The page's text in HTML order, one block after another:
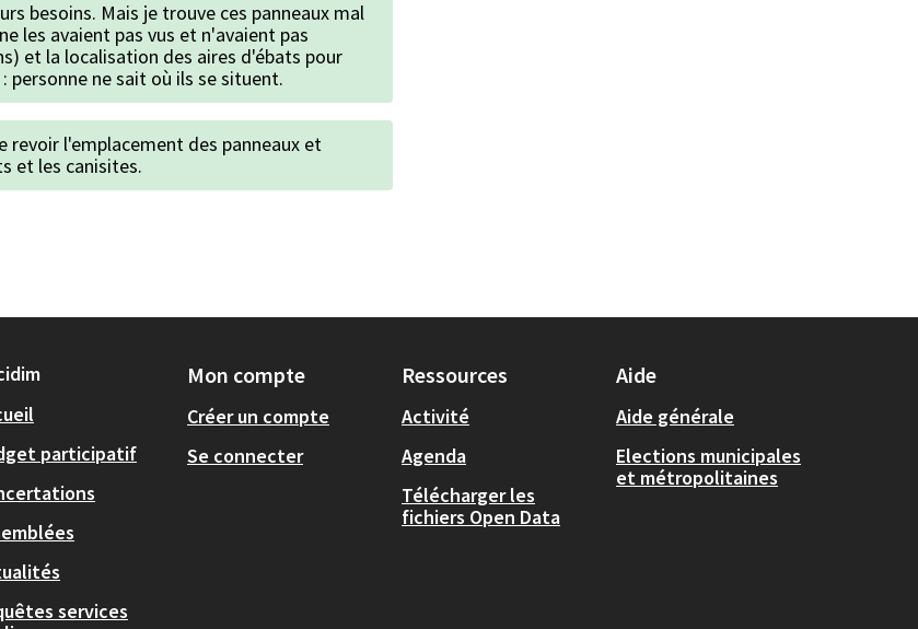
besoins. Mais je trouve ces panneaux mal
les avaient pas vus et n'avaient pas
et la localisation des aires d'ébats pour
personne ne sait où ils se situent.
revoir l'emplacement des panneaux et
et les canisites.
participatif
services
Mon compte
Créer un compte
Se connecter
Ressources
Activité
Agenda
Télécharger les
fichiers Open Data
Aide
Aide générale
Elections municipales
et métropolitaines